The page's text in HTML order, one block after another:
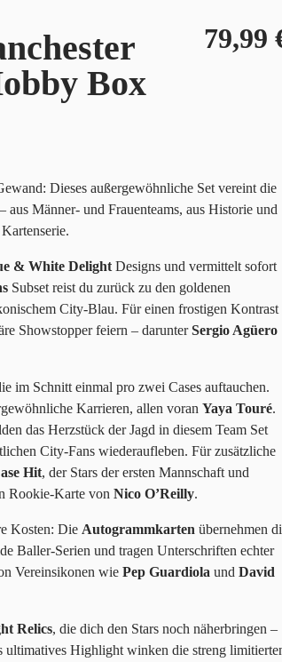
Box
79,99
Dieses außergewöhnliche Set vereint die
– aus Männer- und Frauenteams, aus Historie und
& White Delight Designs und vermittelt sofort
Subset reist du zurück zu den goldenen
City-Blau. Für einen frostigen Kontrast
Showstopper feiern – darunterSergio Agüero
im Schnitt einmal pro zwei Cases auftauchen.
Karrieren, allen voran Yaya Touré.
das Herzstück der Jagd in diesem Team Set
City-Fans wiederaufleben. Für zusätzliche
Hit, der Stars der ersten Mannschaft und
Rookie-Karte von Nico O’Reilly.
Kosten: Die Autogrammkarten übernehmen
Baller-Serien und tragen Unterschriften echter
Vereinsikonen wie Pep Guardiola und David
Relics, die dich den Stars noch näherbringen –
ultimatives Highlight winken die streng